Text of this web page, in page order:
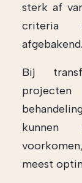
sterk af
criteria
afgebakend.
Bij
kunnen
meest